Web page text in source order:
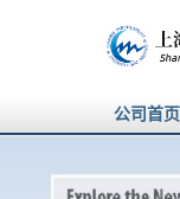
公司首页